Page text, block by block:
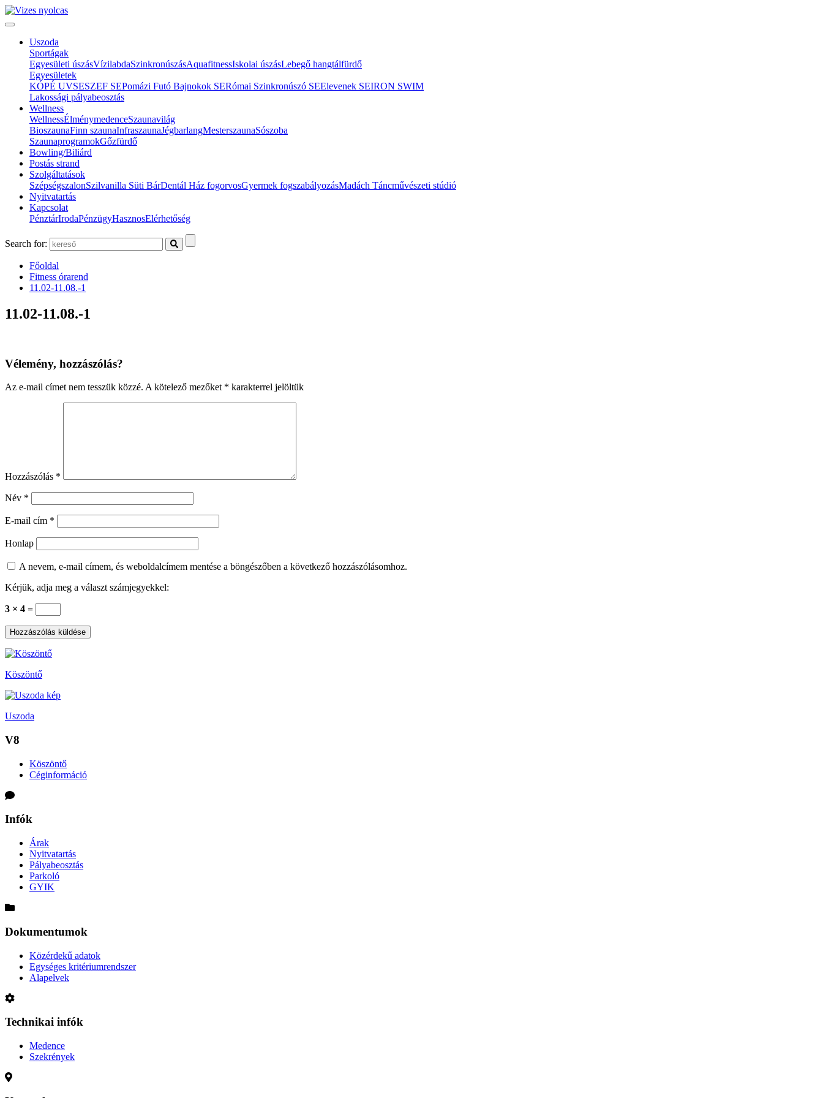
Uszoda
Sportágak
Egyesületi úszásVízilabdaSzinkronúszásAquafitnessIskolai úszásLebegő hangtálfürdő
Egyesületek
KÓPÉ UVSESZEF SEPomázi Futó Bajnokok SERómai Szinkronúszó SEElevenek SEIRON SWIM
Lakossági pályabeosztás
Wellness
WellnessÉlménymedenceSzaunavilág
BioszaunaFinn szaunaInfraszaunaJégbarlangMesterszaunaSószoba
SzaunaprogramokGőzfürdő
Bowling/Biliárd
Postás strand
Szolgáltatások
SzépségszalonSzilvanilla Süti BárDentál Ház fogorvosGyermek fogszabályozásMadách Táncművészeti stúdió
Nyitvatartás
Kapcsolat
PénztárIrodaPénzügyHasznosElérhetőség
Search for:
Főoldal
Fitness órarend
11.02-11.08.-1
11.02-11.08.-1
Vélemény, hozzászólás?
Az e-mail címet nem tesszük közzé. A kötelező mezőket * karakterrel jelöltük
Hozzászólás *
Név *
E-mail cím *
Honlap
A nevem, e-mail címem, és weboldalcímem mentése a böngészőben a következő hozzászólásomhoz.
Kérjük, adja meg a választ számjegyekkel:
3 × 4 =
Köszöntő
Uszoda
V8
Köszöntő
Céginformáció
Infók
Árak
Nyitvatartás
Pályabeosztás
Parkoló
GYIK
Dokumentumok
Közérdekű adatok
Egységes kritériumrendszer
Alapelvek
Technikai infók
Medence
Szekrények